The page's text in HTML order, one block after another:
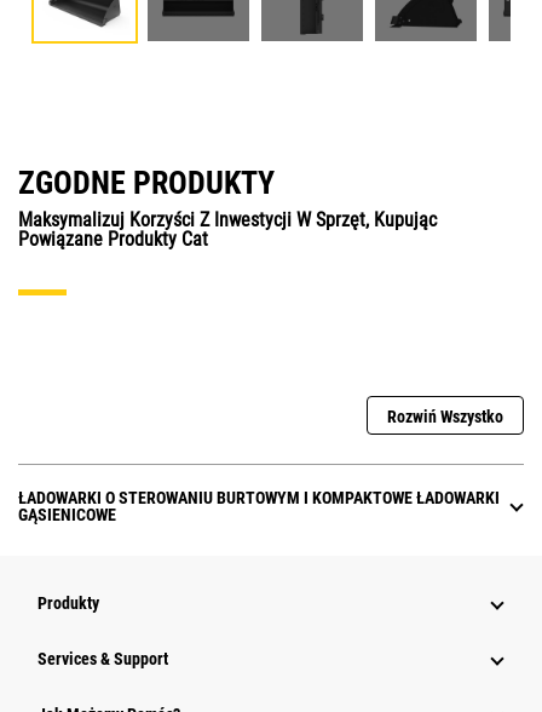
ZGODNE PRODUKTY
Maksymalizuj Korzyści Z Inwestycji W Sprzęt, Kupując
Powiązane Produkty Cat
Rozwiń Wszystko
ŁADOWARKI O STEROWANIU BURTOWYM I KOMPAKTOWE ŁADOWARKI
GĄSIENICOWE
Produkty
Services & Support